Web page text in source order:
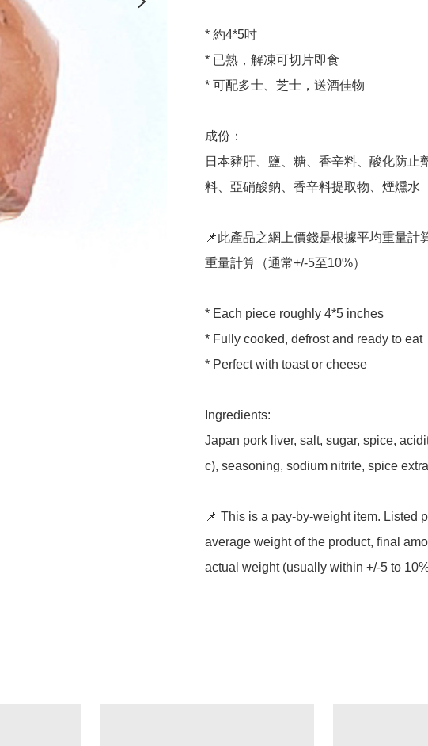
* 約4*5吋
* 已熟，解凍可切片即食
* 可配多士、芝士，送酒佳物
成份：
日本豬肝、鹽、糖、香辛料、酸化防止
料、亞硝酸鈉、香辛料提取物、煙燻水
📌此產品之網上價錢是根據平均重量計
重量計算（通常+/-5至10%）
* Each piece roughly 4*5 inches
* Fully cooked, defrost and ready to eat
* Perfect with toast or cheese
Ingredients:
Japan pork liver, salt, sugar, spice,
c), seasoning, sodium nitrite, spice
📌 This is a pay-by-weight item. Listed
average weight of the product, final
actual weight (usually within +/-5 to